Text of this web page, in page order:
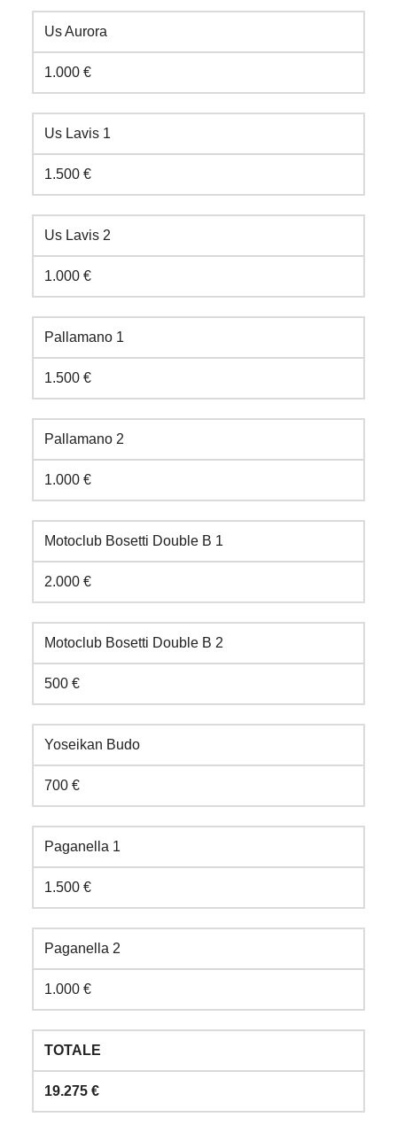
Us Aurora
1.000 €
Us Lavis 1
1.500 €
Us Lavis 2
1.000 €
Pallamano 1
1.500 €
Pallamano 2
1.000 €
Motoclub Bosetti Double B 1
2.000 €
Motoclub Bosetti Double B 2
500 €
Yoseikan Budo
700 €
Paganella 1
1.500 €
Paganella 2
1.000 €
TOTALE
19.275 €